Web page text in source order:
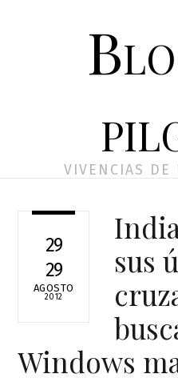
VIVENCIAS DE
29
29
AGOSTO
2012
sus
Windows